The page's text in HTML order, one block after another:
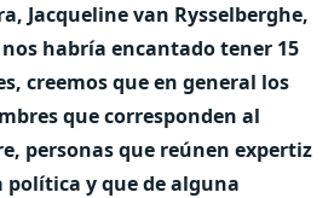
Jacqueline van Rysselberghe,
habría encantado tener 15
creemos que en general los
que corresponden al
personas que reúnen expertiz
política y que de alguna